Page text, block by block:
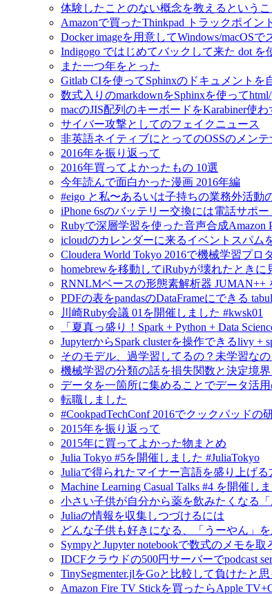
体験したことのない概念を教えるというこ
Amazonで買ったThinkpad トラックポイン
Docker imageを用意してWindows/macOS
Indigogo ではじめてバックして来た dot を
また一つ年をとった
Gitlab CIを使ってSphinxのドキュメントを
数式入りのmarkdownをSphinxを使って
macのJIS配列のキーボードをKarabiner使
サイバー攻撃としてのフェイクニュース
非英語ネイティブにとってのOSSのメンテ
2016年を振り返って
2016年買ってよかったもの 10選
今年読んで面白かった漫画 2016年編
#eigo と私〜あるいは子持ちの業務外活動
iPhone 6sのバッテリー交換には電話サポ
Rubyで深層学習を使った音声合成
icloudのカレンダーに来るイベントスパム
Cloudera World Tokyo 2016で機械学習プ
homebrewを移動してiRubyが壊れたときに
RNNLMベースの形態素解析器 JUMAN++
PDFの表をpandasのDataFrameにできる
川崎Ruby会議 01を開催しました #kwsk01
「夏真っ盛り！Spark + Python + Data
JupyterからSpark clusterを操作できるlivy +
そのモデル、過学習してるの？未学習な
機械学習の分類の話を損失関数と決定境
データを一箇所に集めることでデータ活
転職しました
#CookpadTechConf 2016でクックパッド
2015年を振り返って
2015年に買ってよかった物まとめ
Julia Tokyo #5を開催しました #JuliaTokyo
Juliaで得られたマイナー言語を盛り上げる
Machine Learning Casual Talks #4 を開催し
小さい子供が自分から薬を飲みたくなる
Juliaの情報を収集しつづけるには
どんな子供も好きになる、「うーやん」
SympyとJupyter notebookで数式のメモを取
IDCFクラウドの500円サーバーでpodcast
TinySegmenter.jlをGoと比較して負けたと
Amazon Fire TV Stickを買ったらApple